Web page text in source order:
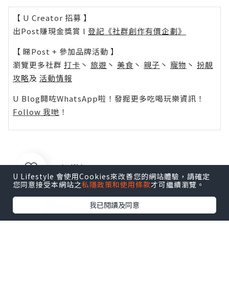
【 U Creator 招募 】
出Post賺現金獎賞 l 登記《社群創作有價企劃》
【 睇Post + 參加品牌活動 】
瀏覽更多社群 打卡 丶 旅遊 丶 美食 丶 親子 丶 寵物 丶 扮靚
攻略及 活動情報
U Blog開咗WhatsApp啦！發掘更多吃喝玩樂資訊！
Follow 我哋 ！
0個讚好
U Lifestyle 會使用Cookies來改善您的網站體驗，請確定
您同意接受本網站之私隱政策和使用條款才可繼續瀏覽。
我已閱讀及同意